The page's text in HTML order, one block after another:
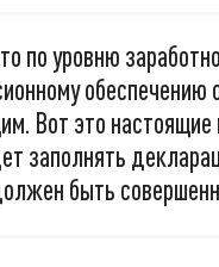
по уровню
Вот это
заполнять
быть